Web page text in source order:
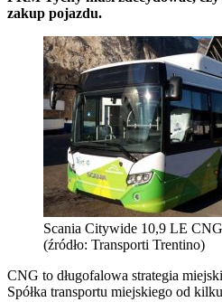
zakup pojazdu.
Scania Citywide 10,9 LE
(źródło: Transporti Trentino)
CNG to długofalowa strategia
Spółka transportu miejskiego od